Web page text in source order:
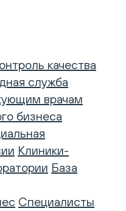
качества
служба
врачам
бизнеса
Клиники-
База
Специалисты